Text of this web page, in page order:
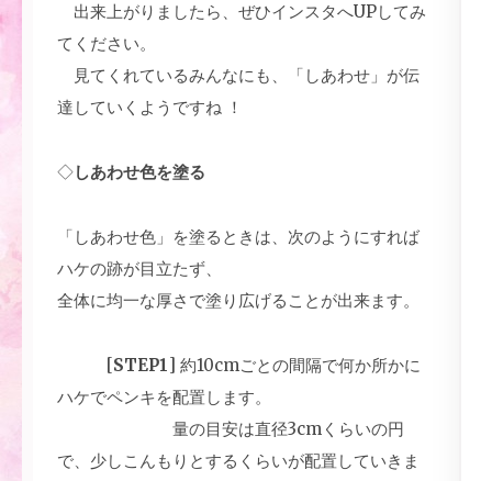
出来上がりましたら、ぜひインスタへUPしてみ
てください。
見てくれているみんなにも、「しあわせ」が伝
達していくようですね ！
◇しあわせ色を塗る
「しあわせ色」を塗るときは、次のようにすれば
ハケの跡が目立たず、
全体に均一な厚さで塗り広げることが出来ます。
[STEP1] 約10cmごとの間隔で何か所かに
ハケでペンキを配置します。
量の目安は直径3cmくらいの円
で、少しこんもりとするくらいが配置していきま